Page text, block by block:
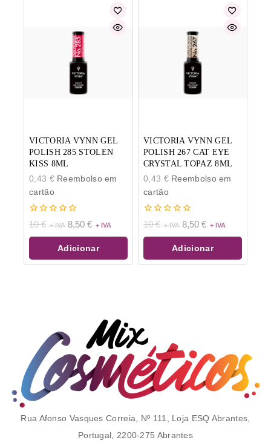
VICTORIA VYNN GEL
POLISH 285 STOLEN
KISS 8ML
0,43 €Reembolso em
cartão
0
de
5
10€ 8,50 €
Adicionar
VICTORIA VYNN GEL
POLISH 267 CAT EYE
CRYSTAL TOPAZ 8ML
0,43 €Reembolso em
cartão
0
de
5
10€ 8,50 €
Adicionar
Rua Afonso Vasques Correia, Nº 111, Loja ESQ Abrantes,
Portugal, 2200-275 Abrantes